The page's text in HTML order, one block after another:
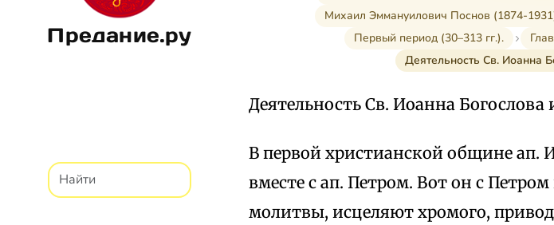
Предание.ру
Михаил Эммануилович Поснов (1874-
Первый период (30–313 гг.).
Деятельность Св. Иоанна
Деятельность Св. Иоанна Богослова
В первой христианской общине ап.
вместе с ап. Петром. Вот он с
молитвы, исцеляют хромого,